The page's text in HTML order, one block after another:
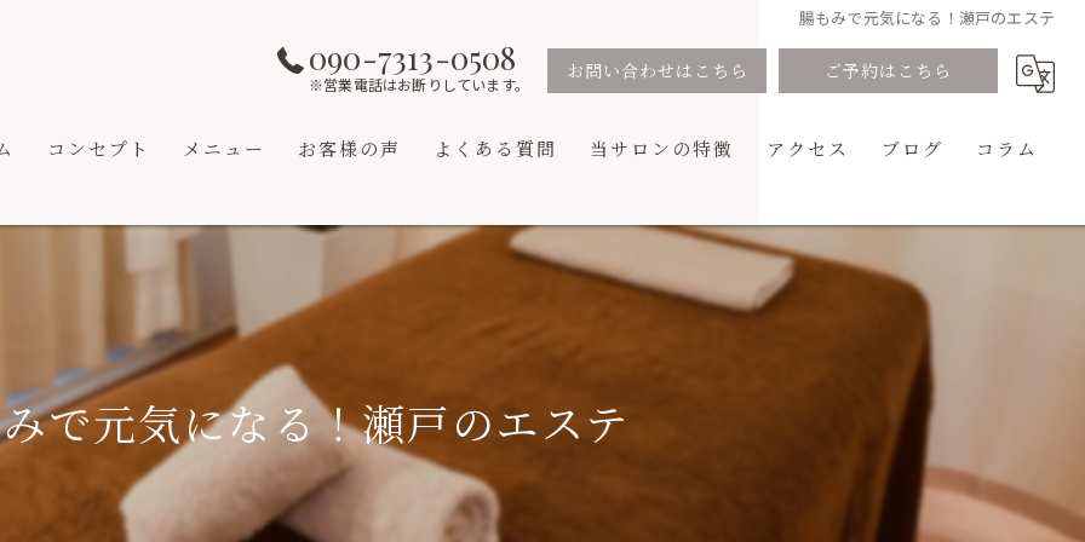
腸もみで元気になる！瀬戸のエステ
090-7313-0508
※営業電話はお断りしています。
お問い合わせはこちら ご予約はこちら
コンセプト
サービス紹介
メニュー お客様の声 よくある質問 当サロンの特徴
アロマ
リラクゼーション
アクセス ブログ コラム
で元気になる！瀬戸のエステ